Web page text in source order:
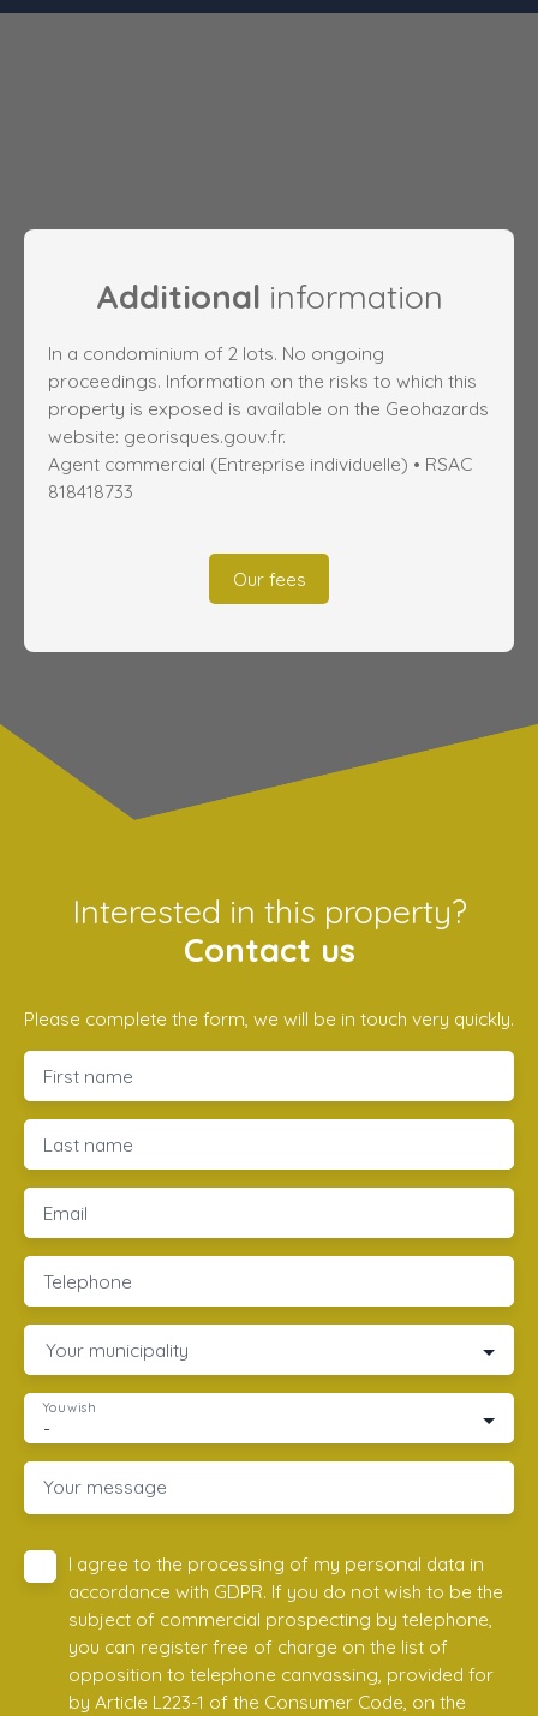
Additional information
In a condominium of 2 lots. No ongoing
proceedings. Information on the risks to which this
property is exposed is available on the Geohazards
website: georisques.gouv.fr.
Agent commercial (Entreprise individuelle) • RSAC
818418733
Our fees
Interested in this property?
Contact us
Please complete the form, we will be in touch very quickly.
First name
Last name
Email
Telephone
Your municipality
-
You wish
Your message
I agree to the processing of my personal data in
accordance with GDPR. If you do not wish to be the
subject of commercial prospecting by telephone,
you can register free of charge on the list of
opposition to telephone canvassing, provided for
by Article L223-1 of the Consumer Code, on the